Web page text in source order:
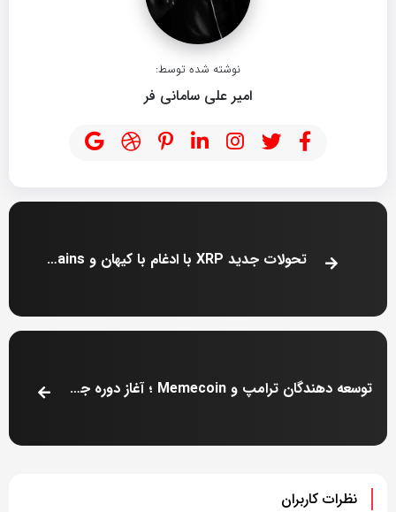
نوشته شده توسط:
امیر علی سامانی فر
تحولات جدید XRP با ادغام با کیهان و EVM Sidechains
توسعه دهندگان ترامپ و Memecoin ؛ آغاز دوره جدید در دنیای ارز دیجیتال در 22 مه
نظرات کاربران